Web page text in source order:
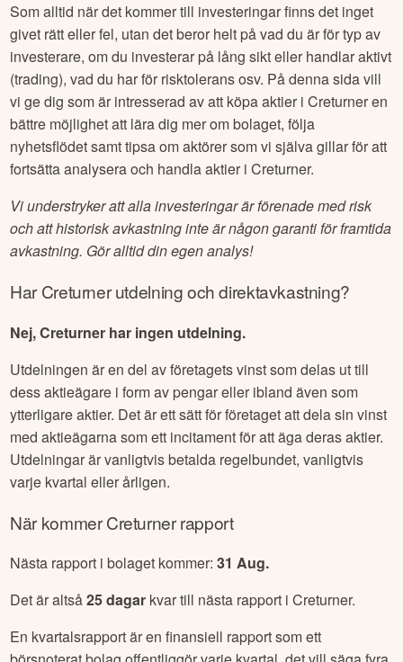
Som alltid när det kommer till investeringar finns det inget
givet rätt eller fel, utan det beror helt på vad du är för typ av
investerare, om du investerar på lång sikt eller handlar aktivt
(trading), vad du har för risktolerans osv. På denna sida vill
vi ge dig som är intresserad av att köpa aktier iCreturneren
bättre möjlighet att lära dig mer om bolaget, följa
nyhetsflödet samt tipsa om aktörer som vi själva gillar för att
fortsätta analysera och handla aktier iCreturner.
Vi understryker att alla investeringar är förenade med risk
och att historisk avkastning inte är någon garanti för framtida
avkastning. Gör alltid din egen analys!
HarCreturnerutdelning och direktavkastning?
Nej, Creturner har ingen utdelning.
Utdelningen är en del av företagets vinst som delas ut till
dess aktieägare i form av pengar eller ibland även som
ytterligare aktier. Det är ett sätt för företaget att dela sin vinst
med aktieägarna som ett incitament för att äga deras aktier.
Utdelningar är vanligtvis betalda regelbundet, vanligtvis
varje kvartal eller årligen.
När kommerCreturnerrapport
Nästa rapport i bolaget kommer:31 Aug.
Det är altså25dagar kvar till nästa rapport iCreturner.
En kvartalsrapport är en finansiell rapport som ett